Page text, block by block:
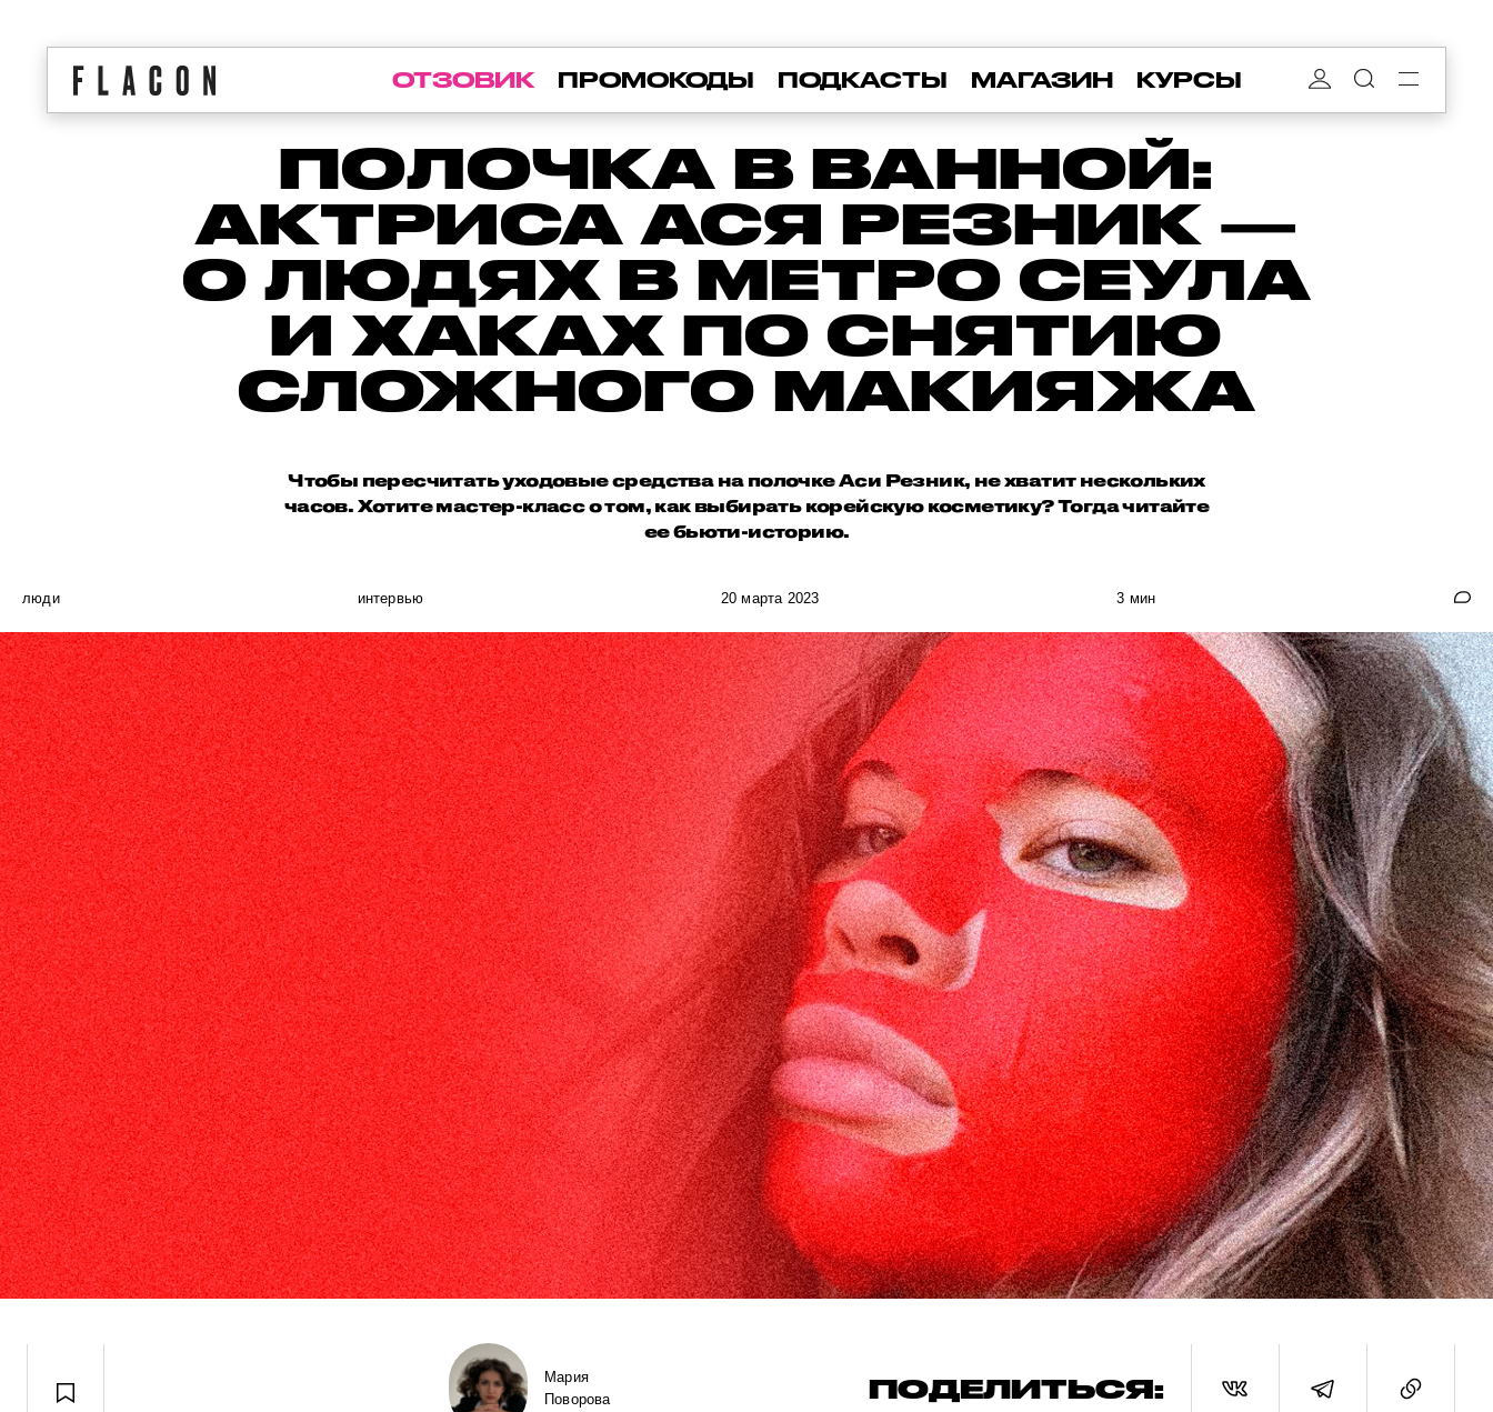
ОТЗОВИК ПРОМОКОДЫ ПОДКАСТЫ МАГАЗИН КУРСЫ
ПОЛОЧКА В ВАННОЙ:
АКТРИСА АСЯ РЕЗНИК —
О ЛЮДЯХ В МЕТРО СЕУЛА
И ХАКАХ ПО СНЯТИЮ
СЛОЖНОГО МАКИЯЖА
Чтобы пересчитать уходовые средства на полочке Аси Резник, не хватит нескольких
часов. Хотите мастер-класс о том, как выбирать корейскую косметику? Тогда читайте
ее бьюти-историю.
люди интервью 20 марта 2023 3 мин
Мария
Поворова
ПОДЕЛИТЬСЯ: